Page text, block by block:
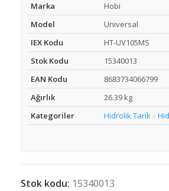
Marka
Hobi
Model
Universal
IEX Kodu
HT-UV105MS
Stok Kodu
15340013
EAN Kodu
8683734066799
Ağırlık
26.39 kg
Kategoriler
Hidrolik Tank »
Stok kodu: 15340013